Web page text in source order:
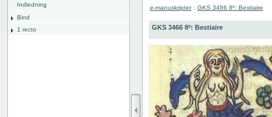
Indledning
Bind
1 recto
e-manuskripter : GKS 3466 8º: Bestiaire
GKS 3466 8º: Bestiaire